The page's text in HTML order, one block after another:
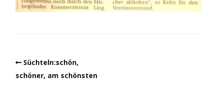
Süchteln:schön,
schöner, am schönsten